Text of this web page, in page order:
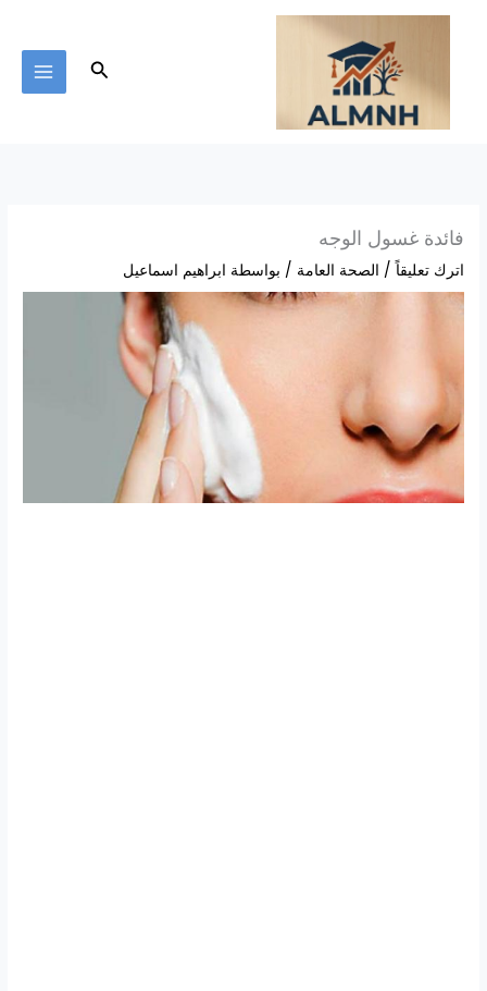
تخطي
البحث
فائدة غسول الوجه
اترك تعليقاً / الصحة العامة / بواسطة ابراهيم اسماعيل